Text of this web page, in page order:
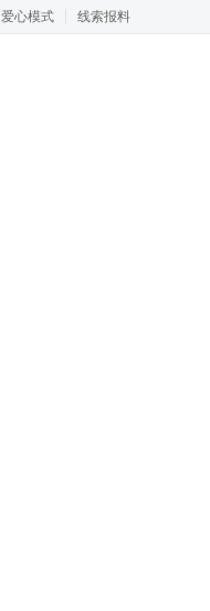
爱心模式 线索报料